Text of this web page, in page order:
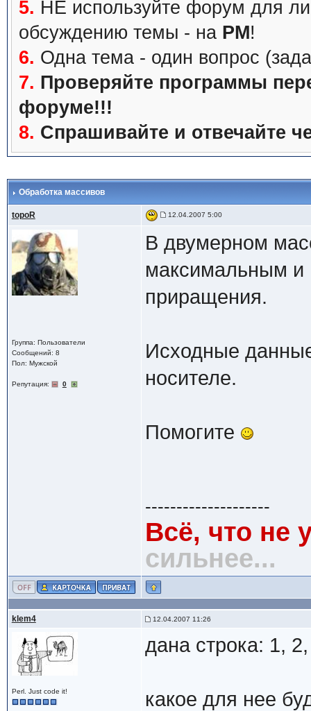
5. НЕ используйте форум для
обсуждению темы - на PM!
6. Одна тема - один вопрос
7. Проверяйте программы
форуме!!!
8. Спрашивайте и отвечайте
Обработка массивов
topoR 12.04.2007 5:00
Группа: Пользователи
Сообщений: 8
Пол: Мужской
Репутация: 0
В двумерном
максимальным
приращения.
Исходные
носителе.
Помогите
--------------------
Всё, что не
сильнее...
klem4 12.04.2007 11:26
Perl. Just code it!
дана строка: 1,
какое для нее